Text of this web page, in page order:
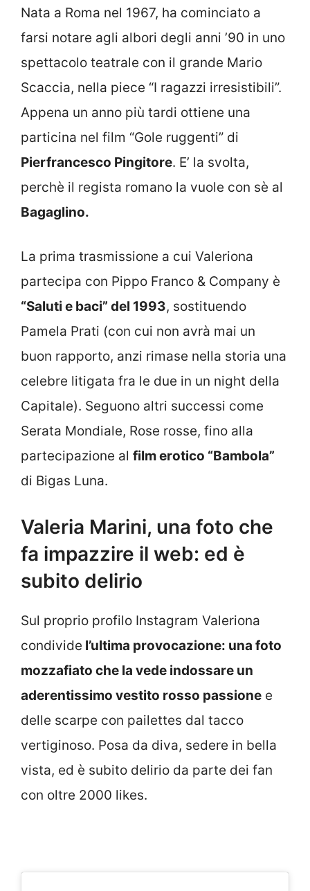
Nata a Roma nel 1967, ha cominciato a
farsi notare agli albori degli anni ’90 in uno
spettacolo teatrale con il grande Mario
Scaccia, nella piece “I ragazzi irresistibili”.
Appena un anno più tardi ottiene una
particina nel film “Gole ruggenti” di
Pierfrancesco Pingitore. E’ la svolta,
perchè il regista romano la vuole con sè al
Bagaglino.
La prima trasmissione a cui Valeriona
partecipa con Pippo Franco & Company è
“Saluti e baci” del 1993, sostituendo
Pamela Prati (con cui non avrà mai un
buon rapporto, anzi rimase nella storia una
celebre litigata fra le due in un night della
Capitale). Seguono altri successi come
Serata Mondiale, Rose rosse, fino alla
partecipazione al film erotico “Bambola”
di Bigas Luna.
Valeria Marini, una foto che
fa impazzire il web: ed è
subito delirio
Sul proprio profilo Instagram Valeriona
condivide l’ultima provocazione: una foto
mozzafiato che la vede indossare un
aderentissimo vestito rosso passione e
delle scarpe con pailettes dal tacco
vertiginoso. Posa da diva, sedere in bella
vista, ed è subito delirio da parte dei fan
con oltre 2000 likes.